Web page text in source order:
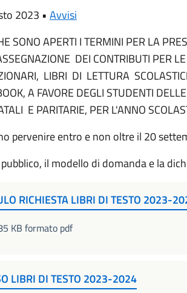
2023 • Avvisi
SONO APERTI I TERMINI PER LA
DEI CONTRIBUTI PER
LIBRI DI LETTURA
A FAVORE DEGLI STUDENTI
E PARITARIE, PER L'ANNO
pervenire entro e non oltre il 20
il modello di domanda e la
RICHIESTA LIBRI DI TESTO 2023-
KB formato pdf
LIBRI DI TESTO 2023-2024